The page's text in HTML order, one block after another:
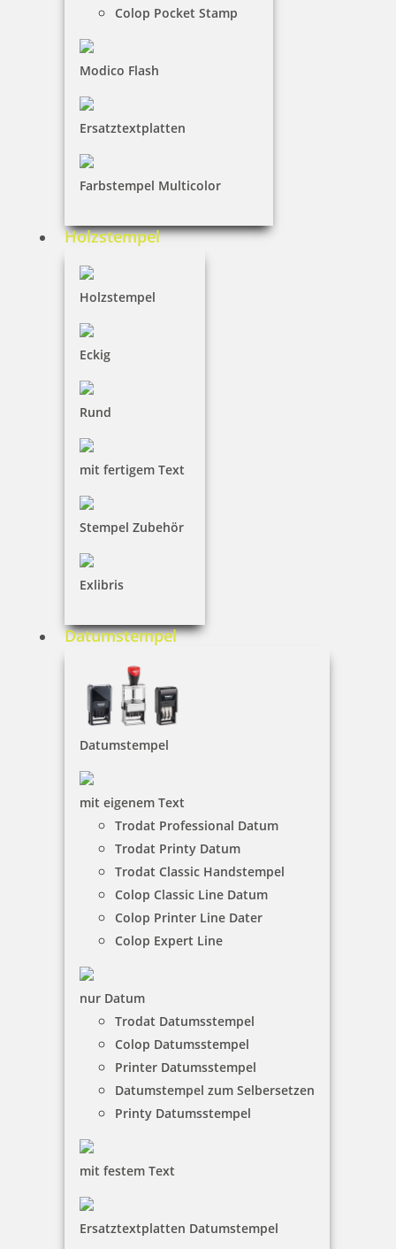
Colop Pocket Stamp
Modico Flash
Ersatztextplatten
Farbstempel Multicolor
Holzstempel
Holzstempel
Eckig
Rund
mit fertigem Text
Stempel Zubehör
Exlibris
Datumstempel
Datumstempel
mit eigenem Text
Trodat Professional Datum
Trodat Printy Datum
Trodat Classic Handstempel
Colop Classic Line Datum
Colop Printer Line Dater
Colop Expert Line
nur Datum
Trodat Datumsstempel
Colop Datumsstempel
Printer Datumsstempel
Datumstempel zum Selbersetzen
Printy Datumsstempel
mit festem Text
Ersatztextplatten Datumstempel
runde Form
viereckig
79 Artikel in der Kategorie
inkl. 19 % Mwst.
Stempel mit Motiv Muschel
9,75 €
Jetzt gestalten
Printy 4924 Tauchstempel 01 Taucherstempel Motiv Krake mit